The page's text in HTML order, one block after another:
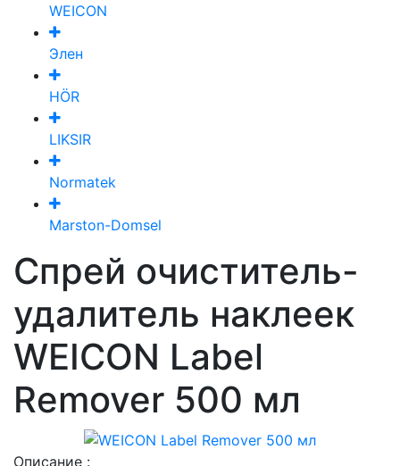
WEICON
Элен
HÖR
LIKSIR
Normatek
Marston-Domsel
Спрей очиститель-
удалитель наклеек
WEICON Label
Remover 500 мл
Описание :